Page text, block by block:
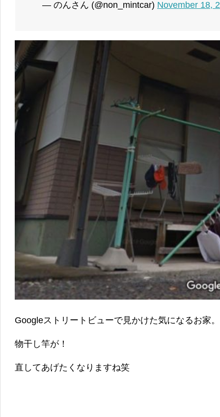
— のんさん (@non_mintcar) November 18,
Googleストリートビューで見かけた気になるお家。
物干し竿が！
直してあげたくなりますね笑